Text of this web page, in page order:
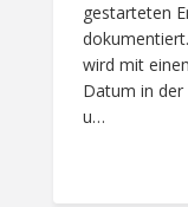
gestarteten
wird mit
Datum in
u…